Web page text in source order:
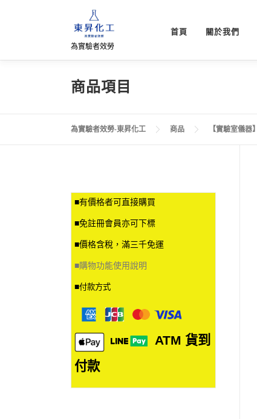
內
為實驗者效勞
首頁 關於我們
商品項目
為實驗者效勞-東昇化工 商品 【實驗室儀器】
■有價格者可直接購買
■免註冊會員亦可下標
■價格含稅，滿三千免運
■購物功能使用說明
■付款方式
ATM 貨到
付款